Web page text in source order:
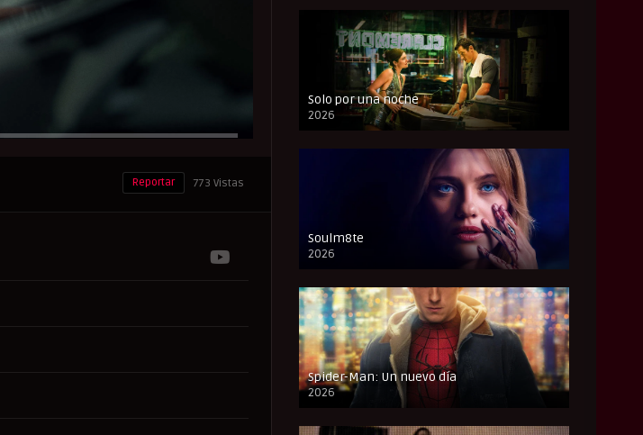
773 Vistas
Reportar
Solo por una noche
2026
CAM
Soulm8te
2026
FULL HD
Spider-Man: Un nuevo día
2026
CAM